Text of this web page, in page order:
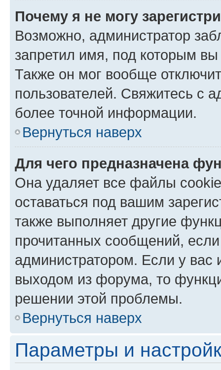
Почему я не могу
Возможно, администратор
запретил имя, под которым вы
Также он мог вообще
пользователей. Свяжитесь с
более точной информации.
Вернуться наверх
Для чего предназначена
Она удаляет все файлы
оставаться под вашим
также выполняет другие
прочитанных сообщений,
администратором. Если у
выходом из форума, то
решении этой проблемы.
Вернуться наверх
Параметры и